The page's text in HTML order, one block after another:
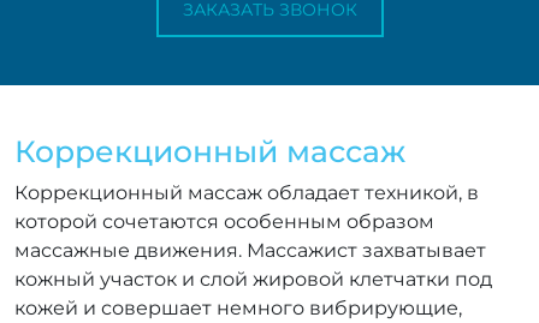
ЗАКАЗАТЬ ЗВОНОК
Коррекционный массаж
Коррекционный массаж обладает техникой, в
которой сочетаются особенным образом
массажные движения. Массажист захватывает
кожный участок и слой жировой клетчатки под
кожей и совершает немного вибрирующие,